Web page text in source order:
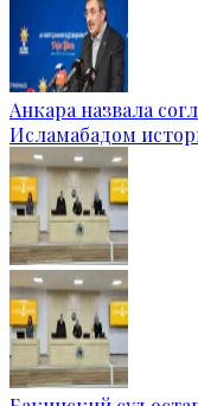
Анкара назвала
Исламабадом